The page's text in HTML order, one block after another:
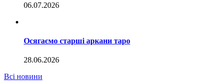
06.07.2026
Осягаємо старші аркани таро
28.06.2026
Всі новини